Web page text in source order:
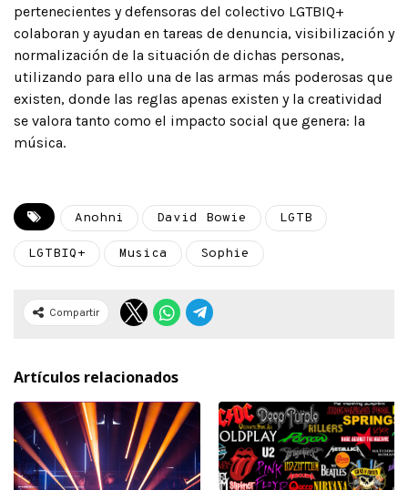
pertenecientes y defensoras del colectivo LGTBIQ+
colaboran y ayudan en tareas de denuncia, visibilización y
normalización de la situación de dichas personas,
utilizando para ello una de las armas más poderosas que
existen, donde las reglas apenas existen y la creatividad
se valora tanto como el impacto social que genera: la
música.
Anohni David Bowie LGTB
LGTBIQ+ Musica Sophie
Compartir
Artículos relacionados